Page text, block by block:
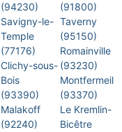
(94230)
Savigny-le-
Temple
(77176)
Clichy-sous-
Bois
(93390)
Malakoff
(92240)
(91800)
Taverny
(95150)
Romainville
(93230)
Montfermeil
(93370)
Le Kremlin-
Bicêtre